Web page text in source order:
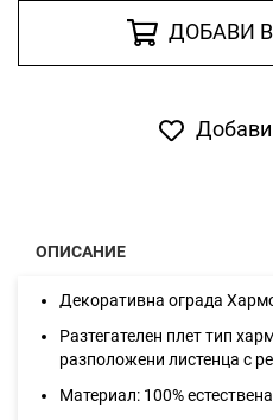
ДОБАВИ
ОПИСАНИЕ
Декоративна ограда
Разтегателен плет тип
разположени листенца с
Материал: 100%